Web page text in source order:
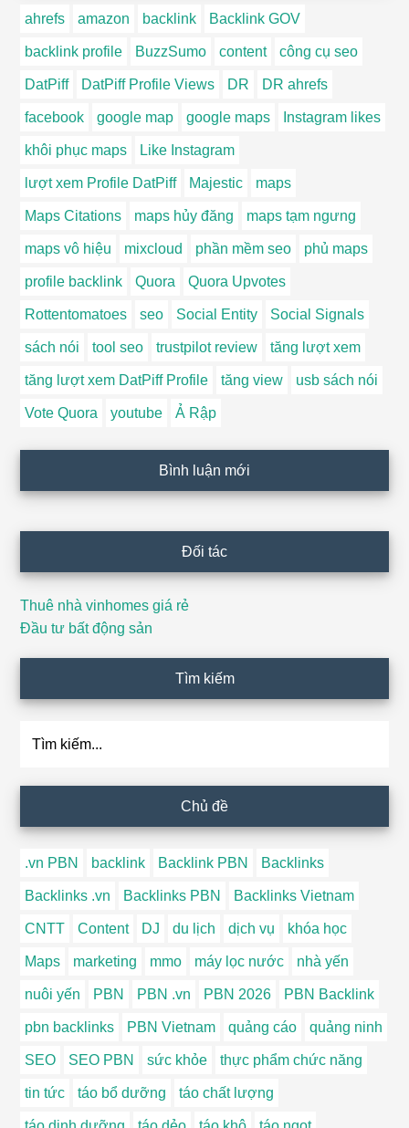
ahrefs amazon backlink Backlink GOV
backlink profile BuzzSumo content công cụ seo
DatPiff DatPiff Profile Views DR DR ahrefs
facebook google map google maps Instagram likes
khôi phục maps Like Instagram
lượt xem Profile DatPiff Majestic maps
Maps Citations maps hủy đăng maps tạm ngưng
maps vô hiệu mixcloud phần mềm seo phủ maps
profile backlink Quora Quora Upvotes
Rottentomatoes seo Social Entity Social Signals
sách nói tool seo trustpilot review tăng lượt xem
tăng lượt xem DatPiff Profile tăng view usb sách nói
Vote Quora youtube Ả Rập
Bình luận mới
Đối tác
Thuê nhà vinhomes giá rẻ
Đầu tư bất động sản
Tìm kiếm
Chủ đề
.vn PBN backlink Backlink PBN Backlinks
Backlinks .vn Backlinks PBN Backlinks Vietnam
CNTT Content DJ du lịch dịch vụ khóa học
Maps marketing mmo máy lọc nước nhà yến
nuôi yến PBN PBN .vn PBN 2026 PBN Backlink
pbn backlinks PBN Vietnam quảng cáo quảng ninh
SEO SEO PBN sức khỏe thực phẩm chức năng
tin tức táo bổ dưỡng táo chất lượng